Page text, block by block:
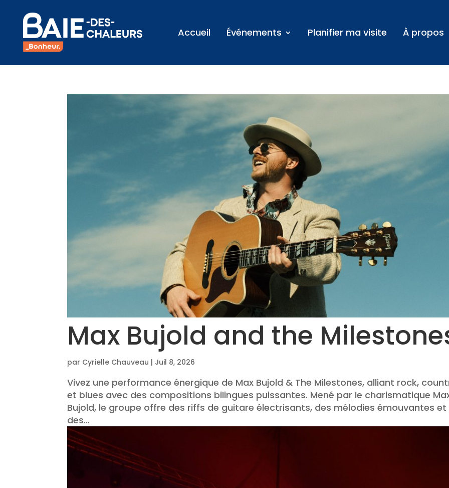
Accueil Événements Planifier ma visite À propos
Max Bujold and the
par Cyrielle Chauveau | Juil 8, 2026
Vivez une performance énergique de Max Bujold & The Milestones, alliant rock,
et blues avec des compositions bilingues puissantes. Mené par le charismatique
Bujold, le groupe offre des riffs de guitare électrisants, des mélodies émouvantes et
des...